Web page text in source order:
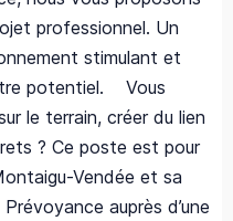
professionnel. Un
stimulant et
potentiel. Vous
le terrain, créer du lien
? Ce poste est pour
Vendée et sa
auprès d’une